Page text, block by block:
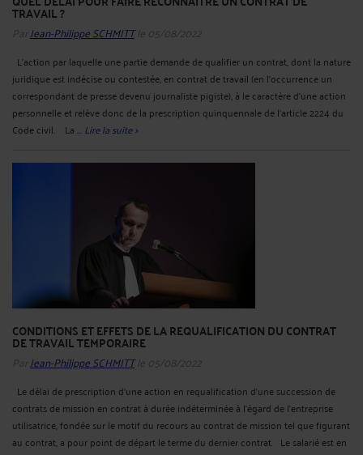
TRAVAIL ?
Par Jean-Philippe SCHMITTle 05/08/2022
L'action par laquelle une partie demande de qualifier un contrat, dont la nature
juridique est indécise ou contestée, en contrat de travail (en l’occurrence un
correspondant de presse devenu journaliste pigiste), à le caractère d'une action
personnelle et relève donc de la prescription quinquennale de l'article 2224 du
Code civil. La ... Lire la suite >
CONDITIONS ET EFFETS DE LA REQUALIFICATION DU CONTRAT
DE TRAVAIL TEMPORAIRE
Par Jean-Philippe SCHMITTle 05/08/2022
Le délai de prescription d'une action en requalification d'une succession de
contrats de mission en contrat à durée indéterminée à l'égard de l'entreprise
utilisatrice, fondée sur le motif du recours au contrat de mission tel que figurant
au contrat, a pour point de départ le terme du dernier contrat. Le salarié est en